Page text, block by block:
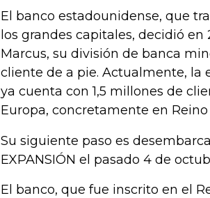
El banco estadounidense, que
los grandes capitales, decidió
Marcus, su división de banca
cliente de a pie. Actualmente, la
ya cuenta con 1,5 millones de
Europa, concretamente en Reino
Su siguiente paso es
EXPANSIÓN el pasado 4 de
El banco, que fue inscrito en el